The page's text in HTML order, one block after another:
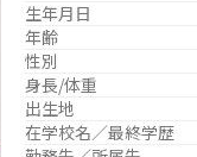
生年月日
年齢
性別
身長/体重
出生地
在学校名／最終学歴